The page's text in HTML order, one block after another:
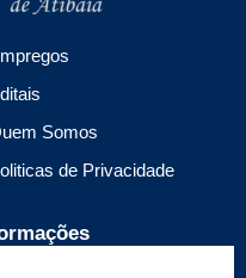
Somos
de Privacidade